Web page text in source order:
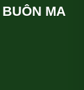
MA